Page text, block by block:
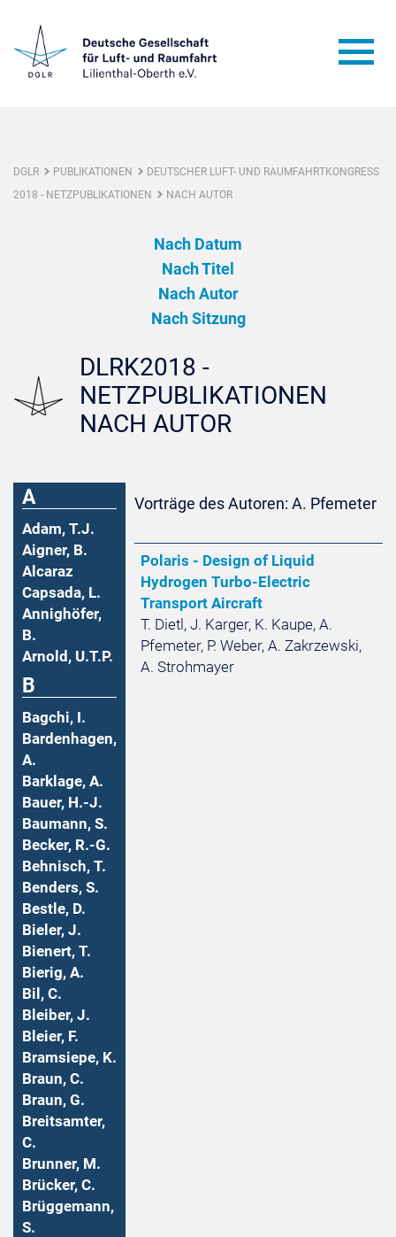
DGLR PUBLIKATIONEN
DEUTSCHER LUFT- UND RAUMFAHRTKONGRESS
2018 - NETZPUBLIKATIONEN
NACH AUTOR
Nach Datum
Nach Titel
Nach Autor
Nach Sitzung
DLRK2018 -
NETZPUBLIKATIONEN
NACH AUTOR
A
Adam, T.J.
Aigner, B.
Alcaraz
Capsada, L.
Annighöfer,
B.
Arnold, U.T.P.
B
Bagchi, I.
Bardenhagen,
A.
Barklage, A.
Bauer, H.-J.
Baumann, S.
Becker, R.-G.
Behnisch, T.
Benders, S.
Bestle, D.
Bieler, J.
Bienert, T.
Bierig, A.
Bil, C.
Bleiber, J.
Bleier, F.
Bramsiepe, K.
Braun, C.
Braun, G.
Breitsamter,
C.
Brunner, M.
Brücker, C.
Brüggemann,
S.
Vorträge des Autoren: A. Pfemeter
Polaris - Design of Liquid
Hydrogen Turbo-Electric
Transport Aircraft
T. Dietl, J. Karger, K. Kaupe, A.
Pfemeter, P. Weber, A. Zakrzewski,
A. Strohmayer